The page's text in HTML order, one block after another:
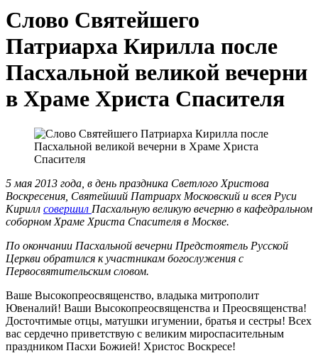
Слово Святейшего
Патриарха Кирилла после
Пасхальной великой вечерни
в Храме Христа Спасителя
5 мая 2013 года, в день праздника Светлого Христова
Воскресения, Святейший Патриарх Московский и всея Руси
Кирилл совершил Пасхальную великую вечерню в кафедральном
соборном Храме Христа Спасителя в Москве.
По окончании Пасхальной вечерни Предстоятель Русской
Церкви обратился к участникам богослужения с
Первосвятительским словом.
Ваше Высокопреосвященство, владыка митрополит
Ювеналий! Ваши Высокопреосвященства и Преосвященства!
Досточтимые отцы, матушки игумении, братья и сестры! Всех
вас сердечно приветствую с великим мироспасительным
праздником Пасхи Божией! Христос Воскресе!